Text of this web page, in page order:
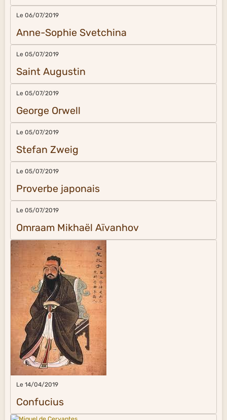
Le 06/07/2019
Anne-Sophie Svetchina
Le 05/07/2019
Saint Augustin
Le 05/07/2019
George Orwell
Le 05/07/2019
Stefan Zweig
Le 05/07/2019
Proverbe japonais
Le 05/07/2019
Omraam Mikhaël Aïvanhov
Le 14/04/2019
Confucius